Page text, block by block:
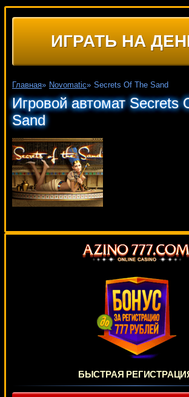
ИГРАТЬ НА
Главная» Novomatic» Secrets Of The Sand
Игровой автомат Secrets
Sand
БЫСТРАЯ